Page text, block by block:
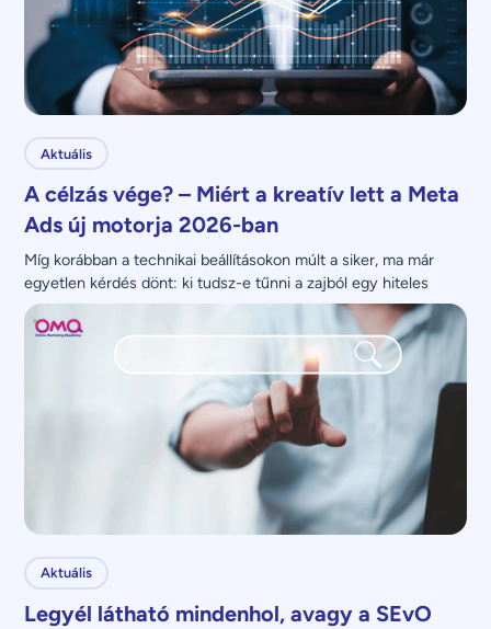
Aktuális
A célzás vége? – Miért a kreatív lett a Meta
Ads új motorja 2026-ban
Míg korábban a technikai beállításokon múlt a siker, ma már
egyetlen kérdés dönt: ki tudsz-e tűnni a zajból egy hiteles
üzenettel?
Aktuális
Legyél látható mindenhol, avagy a SEvO